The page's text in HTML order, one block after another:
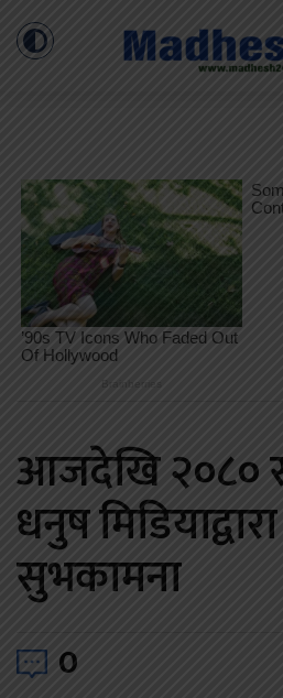
आजदेखि २०८०
धनुष
सुभकामना
0